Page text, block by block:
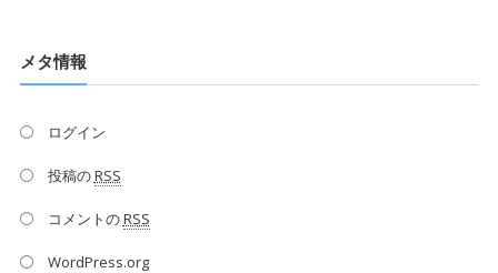
メタ情報
ログイン
投稿のRSS
コメントのRSS
WordPress.org